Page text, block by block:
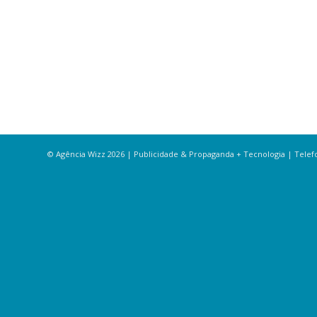
© Agência Wizz 2026 | Publicidade & Propaganda + Tecnologia |